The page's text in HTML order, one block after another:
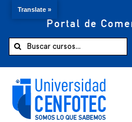
Portal de
Buscar:
Translate »